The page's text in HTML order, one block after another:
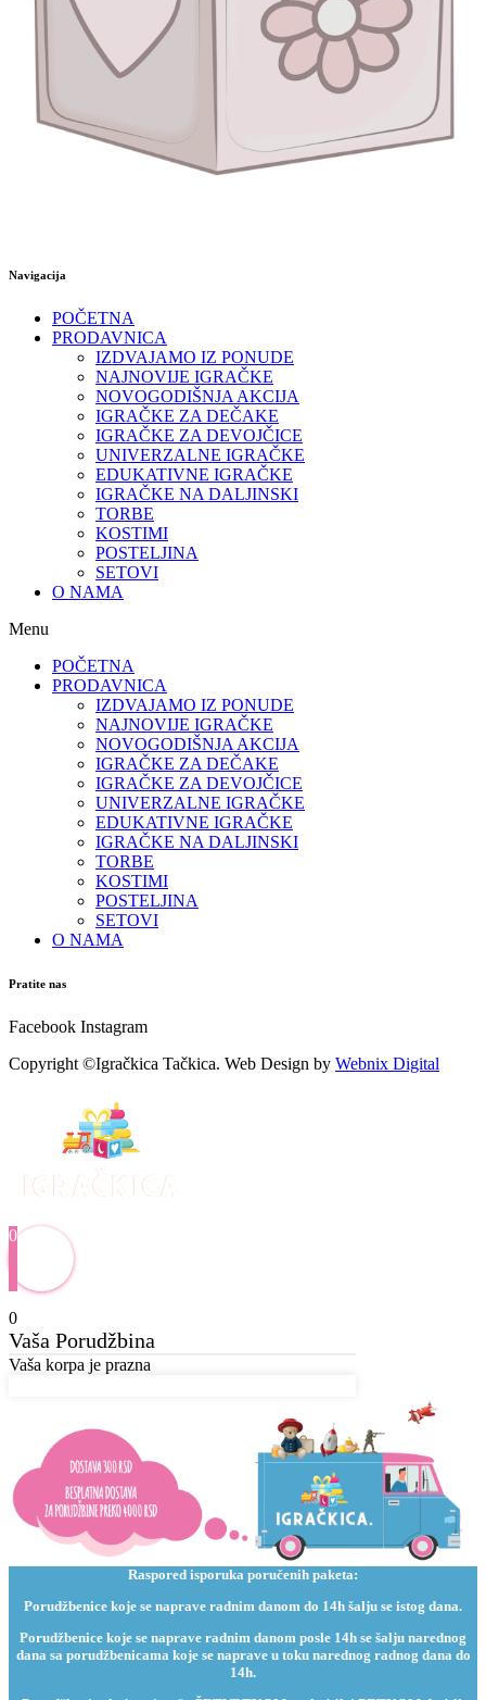
Navigacija
POČETNA
PRODAVNICA
IZDVAJAMO IZ PONUDE
NAJNOVIJE IGRAČKE
NOVOGODIŠNJA AKCIJA
IGRAČKE ZA DEČAKE
IGRAČKE ZA DEVOJČICE
UNIVERZALNE IGRAČKE
EDUKATIVNE IGRAČKE
IGRAČKE NA DALJINSKI
TORBE
KOSTIMI
POSTELJINA
SETOVI
O NAMA
Menu
POČETNA
PRODAVNICA
IZDVAJAMO IZ PONUDE
NAJNOVIJE IGRAČKE
NOVOGODIŠNJA AKCIJA
IGRAČKE ZA DEČAKE
IGRAČKE ZA DEVOJČICE
UNIVERZALNE IGRAČKE
EDUKATIVNE IGRAČKE
IGRAČKE NA DALJINSKI
TORBE
KOSTIMI
POSTELJINA
SETOVI
O NAMA
Pratite nas
Facebook Instagram
Copyright ©Igračkica Tačkica. Web Design by Webnix Digital
0
0
Vaša Porudžbina
Vaša korpa je prazna
Raspored isporuka poručenih paketa:
Porudžbenice koje se naprave radnim danom do 14h šalju se istog dana.
Porudžbenice koje se naprave radnim danom posle 14h se šalju narednog
dana sa porudžbenicama koje se naprave u toku narednog radnog dana do
14h.